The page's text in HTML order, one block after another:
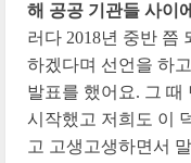
해 공공 기관들 사이
러다 2018년 중반 쯤
하겠다며 선언을 하
발표를 했어요. 그 때
시작했고 저희도 이
고 고생고생하면서